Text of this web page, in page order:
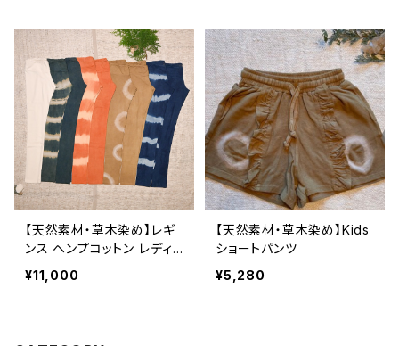
【天然素材・草木染め】レギ
ンス ヘンプコットン レディ
ース オーガニック
¥11,000
【天然素材・草木染め】Kids
ショートパンツ
¥5,280